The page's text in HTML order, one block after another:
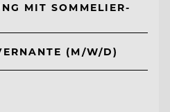
MIT SOMMELIER-
(M/W/D)